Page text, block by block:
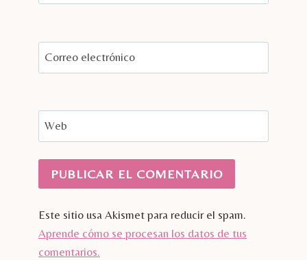
Correo electrónico
Web
Este sitio usa Akismet para reducir el spam.
Aprende cómo se procesan los datos de tus
comentarios.